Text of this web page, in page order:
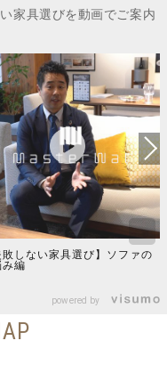
家具選びを動画でご案内
敗しない家具選び】ソファの
み編
powered by